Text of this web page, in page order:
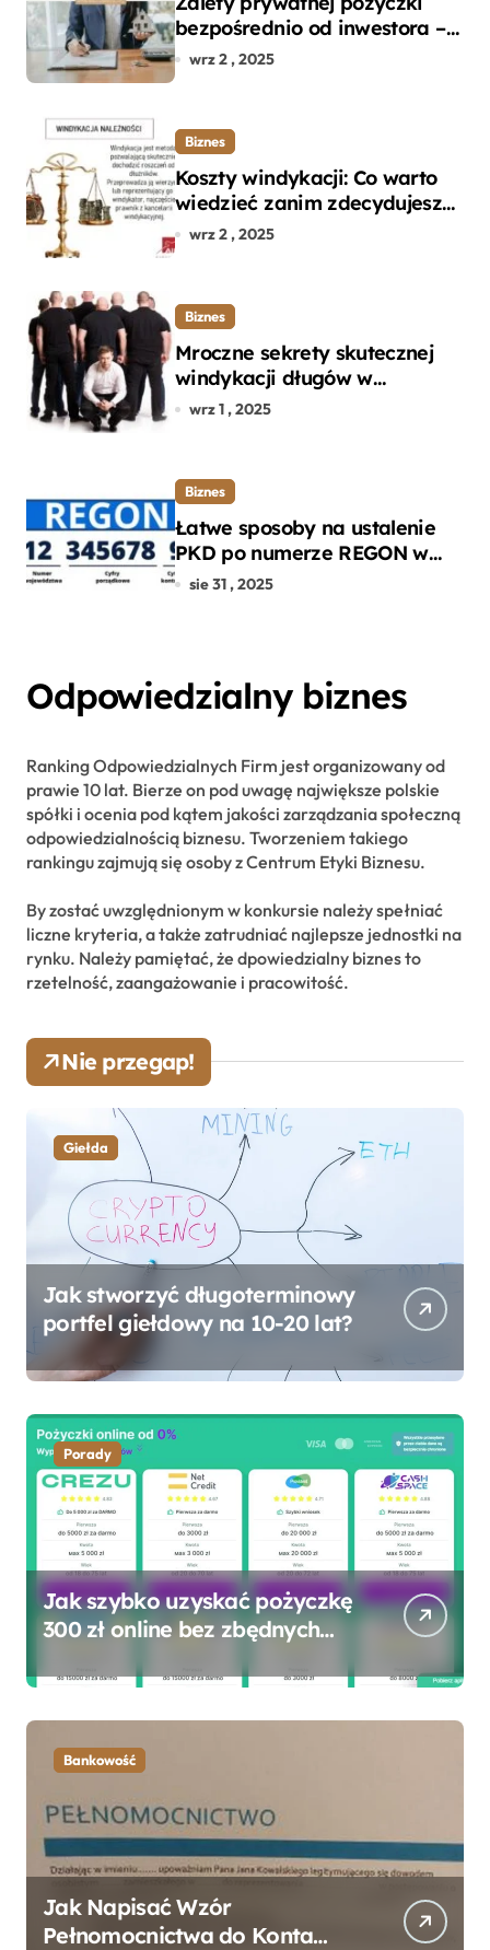
bezpośrednio od inwestora –
dlaczego warto?
wrz 2 , 2025
Biznes
Koszty windykacji: Co warto
wiedzieć zanim zdecydujesz
się na odzyskanie długu?
wrz 2 , 2025
Biznes
Mroczne sekrety skutecznej
windykacji długów w
departamencie windykacji
wrz 1 , 2025
Biznes
Łatwe sposoby na ustalenie
PKD po numerze REGON w
kilku prostych krokach
sie 31 , 2025
Odpowiedzialny biznes
Ranking Odpowiedzialnych Firm jest organizowany od
prawie 10 lat. Bierze on pod uwagę największe polskie
spółki i ocenia pod kątem jakości zarządzania społeczną
odpowiedzialnością biznesu. Tworzeniem takiego
rankingu zajmują się osoby z Centrum Etyki Biznesu.
By zostać uwzględnionym w konkursie należy spełniać
liczne kryteria, a także zatrudniać najlepsze jednostki na
rynku. Należy pamiętać, że dpowiedzialny biznes to
rzetelność, zaangażowanie i pracowitość.
Nie przegap!
Giełda
Jak stworzyć długoterminowy
portfel giełdowy na 10-20 lat?
Porady
Jak szybko uzyskać pożyczkę
300 zł online bez zbędnych
Bankowość
Jak Napisać Wzór
Pełnomocnictwa do Konta